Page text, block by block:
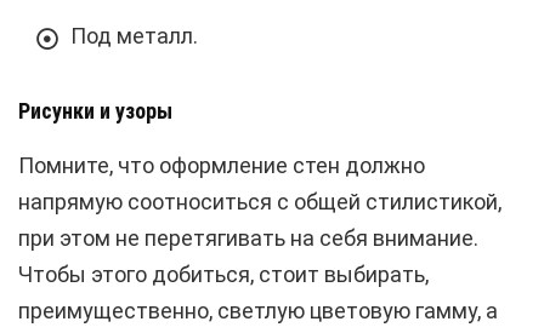
Под металл.
Рисунки и узоры
Помните, что оформление стен должно
напрямую соотноситься с общей стилистикой,
при этом не перетягивать на себя внимание.
Чтобы этого добиться, стоит выбирать,
преимущественно, светлую цветовую гамму, а